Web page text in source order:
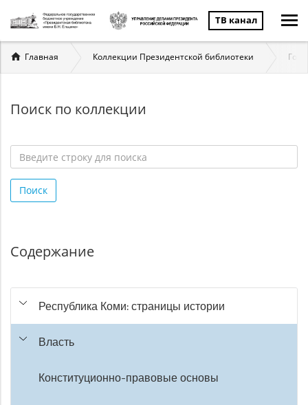
ТВ канал
Вы
здесь
Главная Коллекции Президентской библиотеки
Поиск по коллекции
строку
для
Поиск
Содержание
Республика Коми: страницы истории
Власть
Конституционно-правовые основы